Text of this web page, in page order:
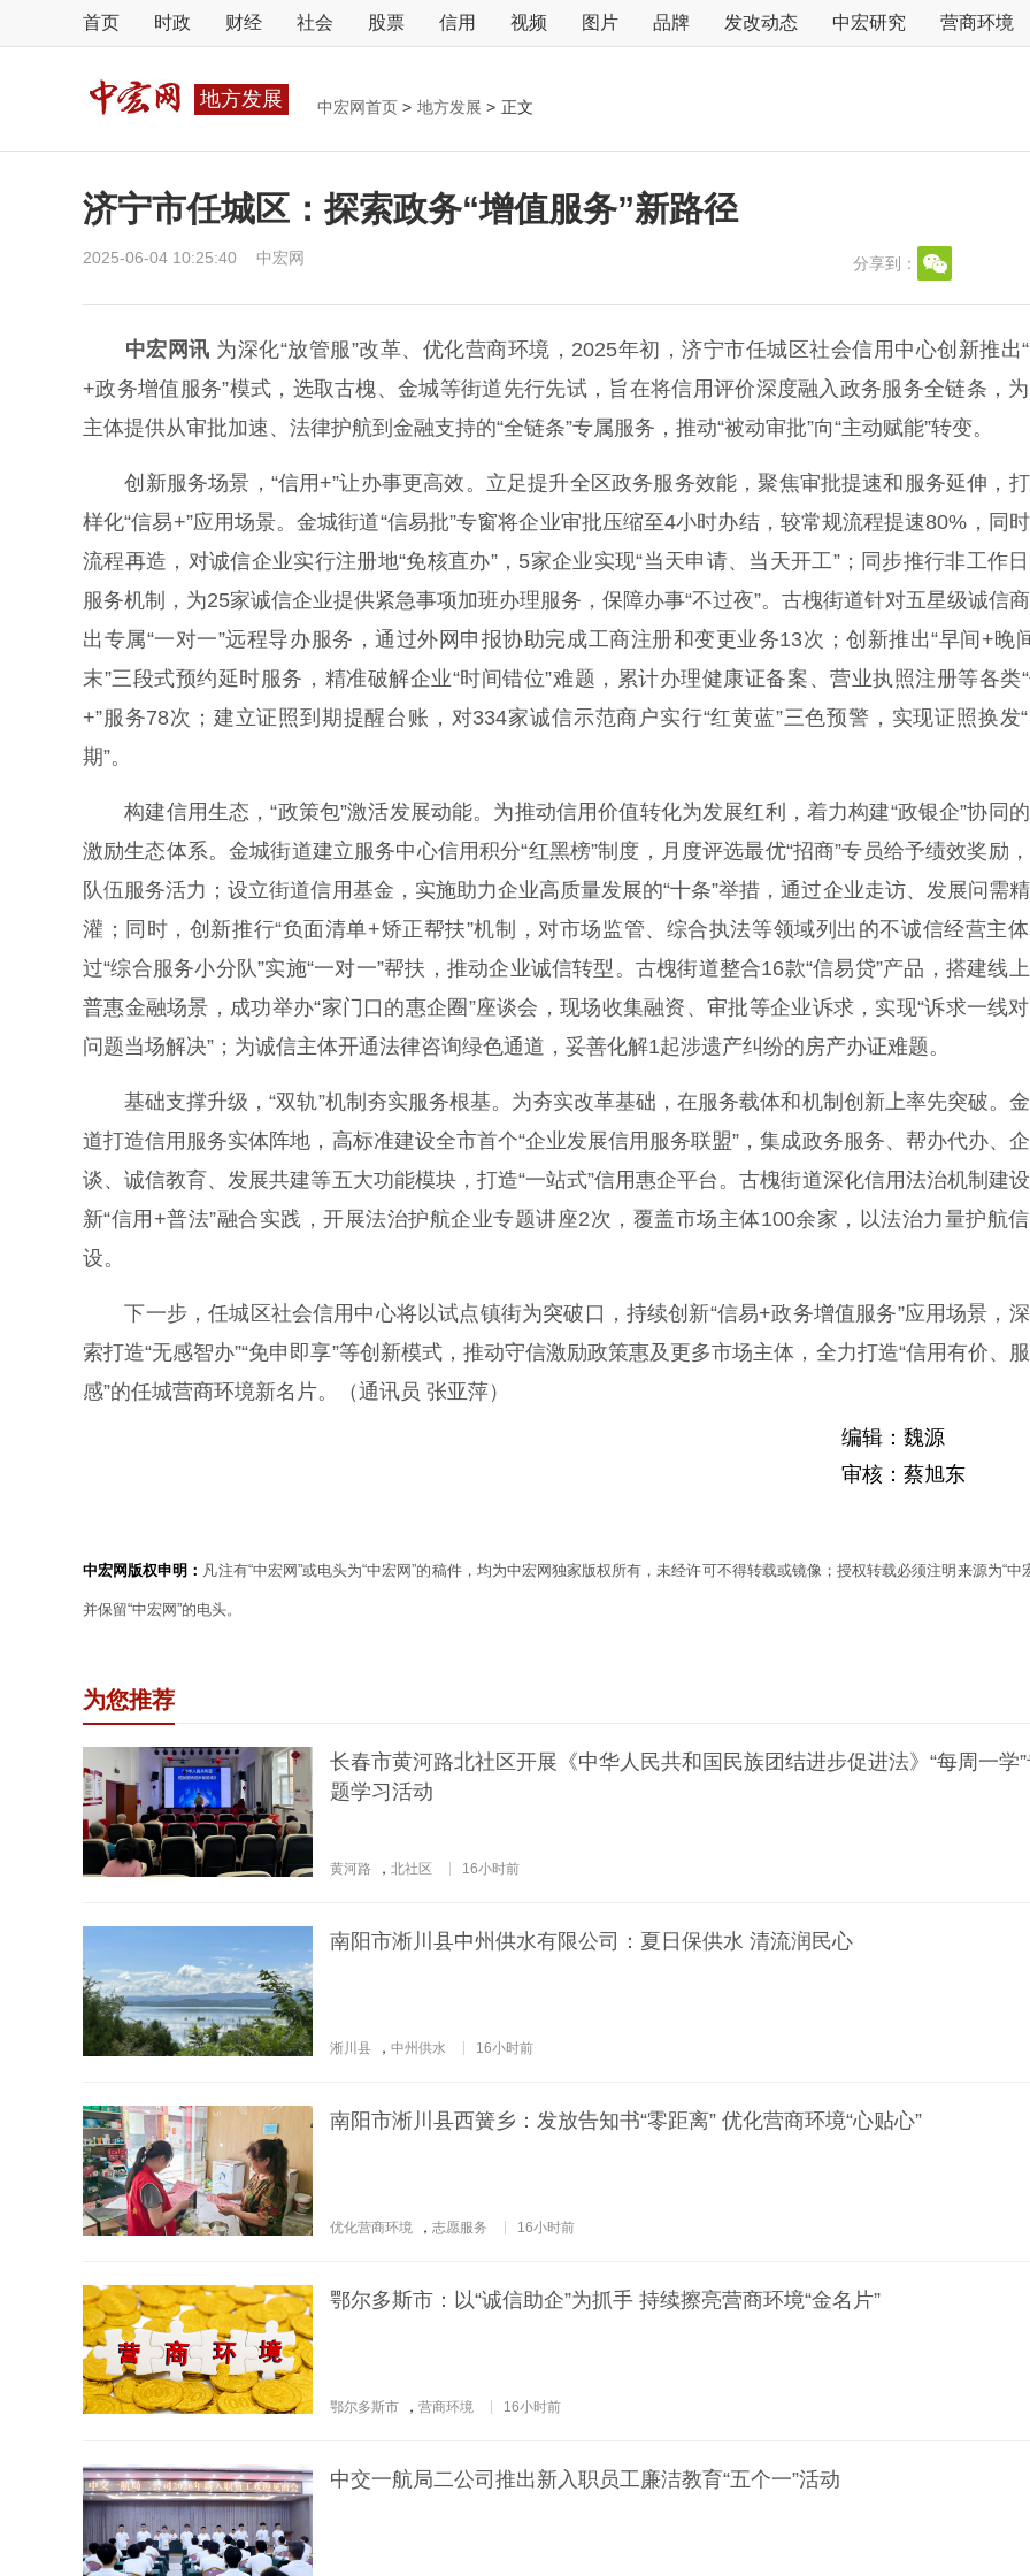
首页 时政 财经 社会 股票 信用 视频 图片 品牌 发改动态 中宏研究 营商环境
地方发展 中宏网首页 > 地方发展 > 正文
济宁市任城区：探索政务“增值服务”新路径
2025-06-04 10:25:40 中宏网 分享到：
中宏网讯 为深化“放管服”改革、优化营商环境，2025年初，济宁市任城区社会信用中心创新推出
+政务增值服务”模式，选取古槐、金城等街道先行先试，旨在将信用评价深度融入政务服务全链条，
主体提供从审批加速、法律护航到金融支持的“全链条”专属服务，推动“被动审批”向“主动赋能”转变。
创新服务场景，“信用+”让办事更高效。立足提升全区政务服务效能，聚焦审批提速和服务延伸，
样化“信易+”应用场景。金城街道“信易批”专窗将企业审批压缩至4小时办结，较常规流程提速80%，同
流程再造，对诚信企业实行注册地“免核直办”，5家企业实现“当天申请、当天开工”；同步推行非工作
服务机制，为25家诚信企业提供紧急事项加班办理服务，保障办事“不过夜”。古槐街道针对五星级诚信
出专属“一对一”远程导办服务，通过外网申报协助完成工商注册和变更业务13次；创新推出“早间+晚
末”三段式预约延时服务，精准破解企业“时间错位”难题，累计办理健康证备案、营业执照注册等各类
+”服务78次；建立证照到期提醒台账，对334家诚信示范商户实行“红黄蓝”三色预警，实现证照换发
期”。
构建信用生态，“政策包”激活发展动能。为推动信用价值转化为发展红利，着力构建“政银企”协同
激励生态体系。金城街道建立服务中心信用积分“红黑榜”制度，月度评选最优“招商”专员给予绩效奖励
队伍服务活力；设立街道信用基金，实施助力企业高质量发展的“十条”举措，通过企业走访、发展问需
灌；同时，创新推行“负面清单+矫正帮扶”机制，对市场监管、综合执法等领域列出的不诚信经营主
过“综合服务小分队”实施“一对一”帮扶，推动企业诚信转型。古槐街道整合16款“信易贷”产品，搭建线
普惠金融场景，成功举办“家门口的惠企圈”座谈会，现场收集融资、审批等企业诉求，实现“诉求一线对
问题当场解决”；为诚信主体开通法律咨询绿色通道，妥善化解1起涉遗产纠纷的房产办证难题。
基础支撑升级，“双轨”机制夯实服务根基。为夯实改革基础，在服务载体和机制创新上率先突破。
道打造信用服务实体阵地，高标准建设全市首个“企业发展信用服务联盟”，集成政务服务、帮办代办、
谈、诚信教育、发展共建等五大功能模块，打造“一站式”信用惠企平台。古槐街道深化信用法治机制建设
新“信用+普法”融合实践，开展法治护航企业专题讲座2次，覆盖市场主体100余家，以法治力量护航
设。
下一步，任城区社会信用中心将以试点镇街为突破口，持续创新“信易+政务增值服务”应用场景，
索打造“无感智办”“免申即享”等创新模式，推动守信激励政策惠及更多市场主体，全力打造“信用有价、
感”的任城营商环境新名片。（通讯员 张亚萍）
编辑：魏源
审核：蔡旭东
中宏网版权申明： 凡注有“中宏网”或电头为“中宏网”的稿件，均为中宏网独家版权所有，未经许可不得转载或镜像；授权转载必须注明来源为“中
并保留“中宏网”的电头。
为您推荐
长春市黄河路北社区开展《中华人民共和国民族团结进步促进法》“每周一学
题学习活动
黄河路 ， 北社区 16小时前
南阳市淅川县中州供水有限公司：夏日保供水 清流润民心
淅川县 ， 中州供水 16小时前
南阳市淅川县西簧乡：发放告知书“零距离” 优化营商环境“心贴心”
优化营商环境 ， 志愿服务 16小时前
鄂尔多斯市：以“诚信助企”为抓手 持续擦亮营商环境“金名片”
鄂尔多斯市 ， 营商环境 16小时前
中交一航局二公司推出新入职员工廉洁教育“五个一”活动